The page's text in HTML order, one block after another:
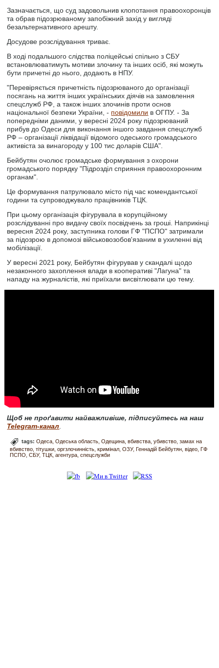
Зазначається, що суд задовольнив клопотання правоохоронців
та обрав підозрюваному запобіжний захід у вигляді
безальтернативного арешту.
Досудове розслідування триває.
В ході подальшого слідства поліцейські спільно з СБУ
встановлюватимуть мотиви злочину та інших осіб, які можуть
бути причетні до нього, додають в НПУ.
"Перевіряється причетність підозрюваного до організації
посягань на життя інших українських діячів на замовлення
спецслужб РФ, а також інших злочинів проти основ
національної безпеки України, - повідомили в ОГПУ. - За
попередніми даними, у вересні 2024 року підозрюваний
прибув до Одеси для виконання іншого завдання спецслужб
РФ – організації ліквідації відомого одеського громадського
активіста за винагороду у 100 тис доларів США".
Бейбутян очолює громадське формування з охорони
громадського порядку "Підрозділ сприяння правоохоронним
органам".
Це формування патрулювало місто під час комендантської
години та супроводжувало працівників ТЦК.
При цьому організація фігурувала в корупційному
розслідуванні про видачу своїх посвідчень за гроші. Наприкінці
вересня 2024 року, заступника голови ГФ "ПСПО" затримали
за підозрою в допомозі військовозобов'язаним в ухиленні від
мобілізації.
У вересні 2021 року, Бейбутян фігурував у скандалі щодо
незаконного захоплення влади в кооперативі "Лагуна" та
нападу на журналістів, які приїхали висвітлювати цю тему.
Щоб не проґавити найважливіше, підписуйтесь на наш
Telegram-канал
tags:Одеса Одеська область Одещина вбивства убивство замах на
вбивство тітушки оргзлочинність кримінал ОЗУ Геннадій Бейбутян відео ГФ
ПСПО
СБУ ТЦК агентура спецслужби